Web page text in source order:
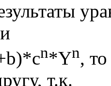
n*Yn,
т.к.